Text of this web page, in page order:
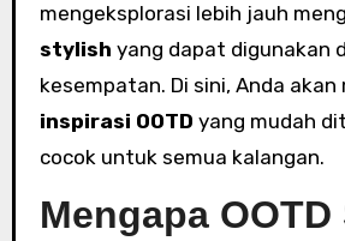
mengeksplorasi lebih jauh
stylish yang dapat digunakan
kesempatan. Di sini, Anda akan
inspirasi OOTD yang mudah
cocok untuk semua kalangan.
Mengapa